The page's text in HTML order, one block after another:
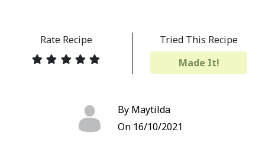
Rate Recipe
Tried This Recipe
Made It!
By Maytilda
On 16/10/2021